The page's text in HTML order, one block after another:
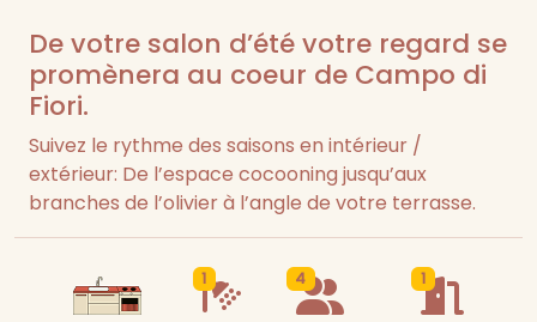
De votre salon d’été votre regard se
promènera au coeur de Campo di
Fiori.
Suivez le rythme des saisons en intérieur /
extérieur: De l’espace cocooning jusqu’aux
branches de l’olivier à l’angle de votre terrasse.
1 4 1